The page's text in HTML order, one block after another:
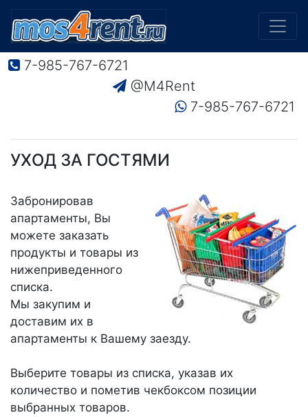
7-985-767-6721
@M4Rent
7-985-767-6721
УХОД ЗА ГОСТЯМИ
Забронировав
апартаменты, Вы
можете заказать
продукты и товары из
нижеприведенного
списка.
Мы закупим и
доставим их в
апартаменты к Вашему заезду.
Выберите товары из списка, указав их
количество и пометив чекбоксом позиции
выбранных товаров.